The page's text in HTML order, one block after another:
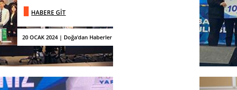
20 OCAK 2024 | Doğa'dan Haberler
HABERE GİT